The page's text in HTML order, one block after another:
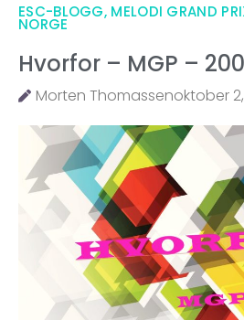
ESC-BLOGG, MELODI GRAND
NORGE
Hvorfor – MGP –
Morten Thomassenoktober